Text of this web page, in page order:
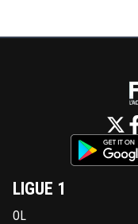
LIGUE 1
OL